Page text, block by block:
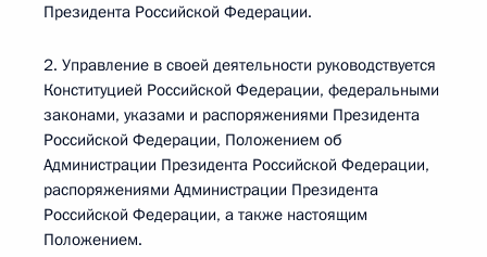
Президента Российской Федерации.
2. Управление в своей деятельности руководствуется
Конституцией Российской Федерации, федеральными
законами, указами и распоряжениями Президента
Российской Федерации, Положением об
Администрации Президента Российской Федерации,
распоряжениями Администрации Президента
Российской Федерации, а также настоящим
Положением.